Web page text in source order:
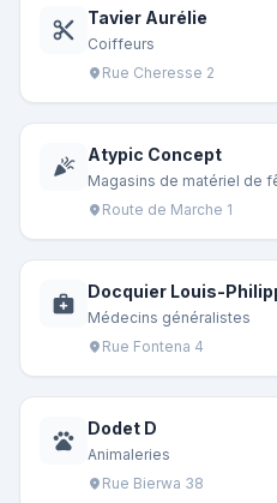
content_cut
Tavier Aurélie
Coiffeurs
location_on Rue Cheresse 2
celebration
Atypic Concept
Magasins de matériel de
location_on Route de Marche 1
medical_services
Docquier Louis-
Médecins généralistes
location_on Rue Fontena 4
pets
Dodet D
Animaleries
location_on Rue Bierwa 38